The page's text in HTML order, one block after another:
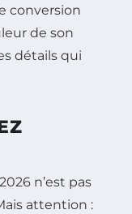
conversion
de son
détails qui
n’est pas
attention :